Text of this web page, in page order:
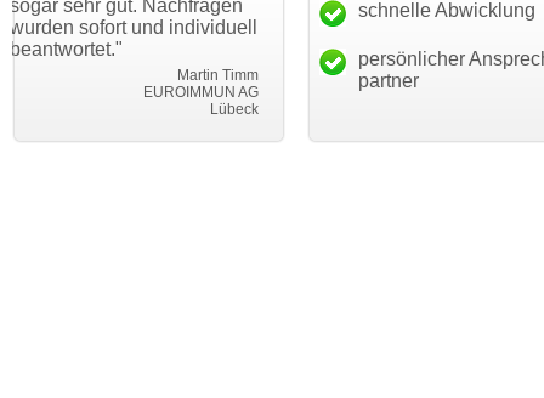
Nachfragen
und individuell
Thomas Schäfer
i can eckert communication GmbH
haben. Die
mein
schnelle Abwicklung
persönlicher
partner